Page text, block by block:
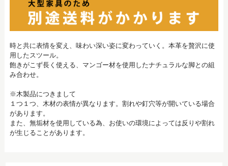
時と共に表情を変え、味わい深い姿に変わっていく。本革を贅沢に使
用したスツール。
飽きがこず長く使える、マンゴー材を使用したナチュラルな脚との組
み合わせ。
※木製品につきまして
１つ１つ、木材の表情が異なります。割れや釘穴等が開いている場合
があります。
また、無垢材を使用している為、お使いの環境によっては反りや割れ
が生じることがあります。